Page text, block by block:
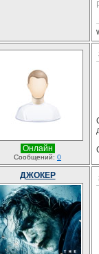
Онлайн
Сообщений: 0
ДЖОКЕР